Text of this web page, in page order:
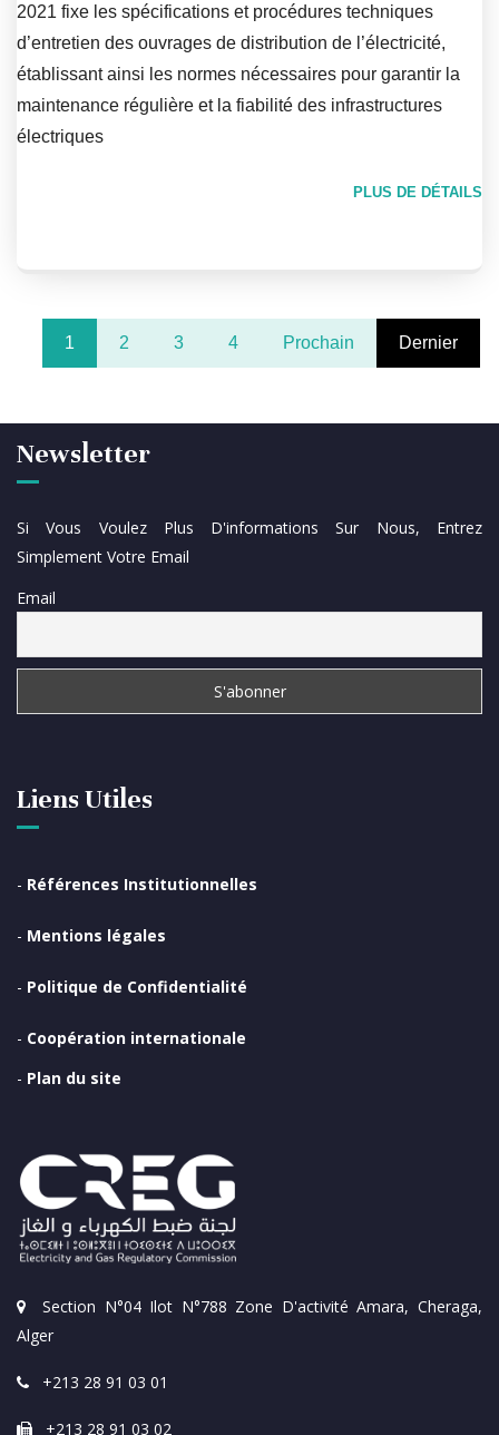
2021 fixe les spécifications et procédures techniques
d’entretien des ouvrages de distribution de l’électricité,
établissant ainsi les normes nécessaires pour garantir la
maintenance régulière et la fiabilité des infrastructures
électriques
PLUS DE DÉTAILS
1 2 3 4 Prochain Dernier
Section N°04 Ilot N°788 Zone D'activité Amara, Cheraga,
Alger
+213 28 91 03 01
+213 28 91 03 02
Liens Utiles
- Références Institutionnelles
- Mentions légales
- Politique de Confidentialité
- Coopération internationale
- Plan du site
Newsletter
Si Vous Voulez Plus D'informations Sur Nous, Entrez
Simplement Votre Email
Email